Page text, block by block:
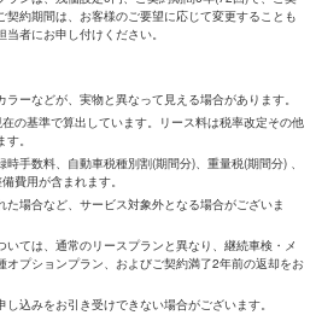
約期間は、お客様のご要望に応じて変更することも
者にお申し付けください。
ーなどが、実物と異なって見える場合があります。
の基準で算出しています。リース料は税率改定その他
。
手数料、自動車税種別割(期間分)、重量税(期間分) 、
費用が含まれます。
場合など、サービス対象外となる場合がございま
ては、通常のリースプランと異なり、継続車検・メ
オプションプラン、およびご契約満了2年前の返却をお
込みをお引き受けできない場合がございます。